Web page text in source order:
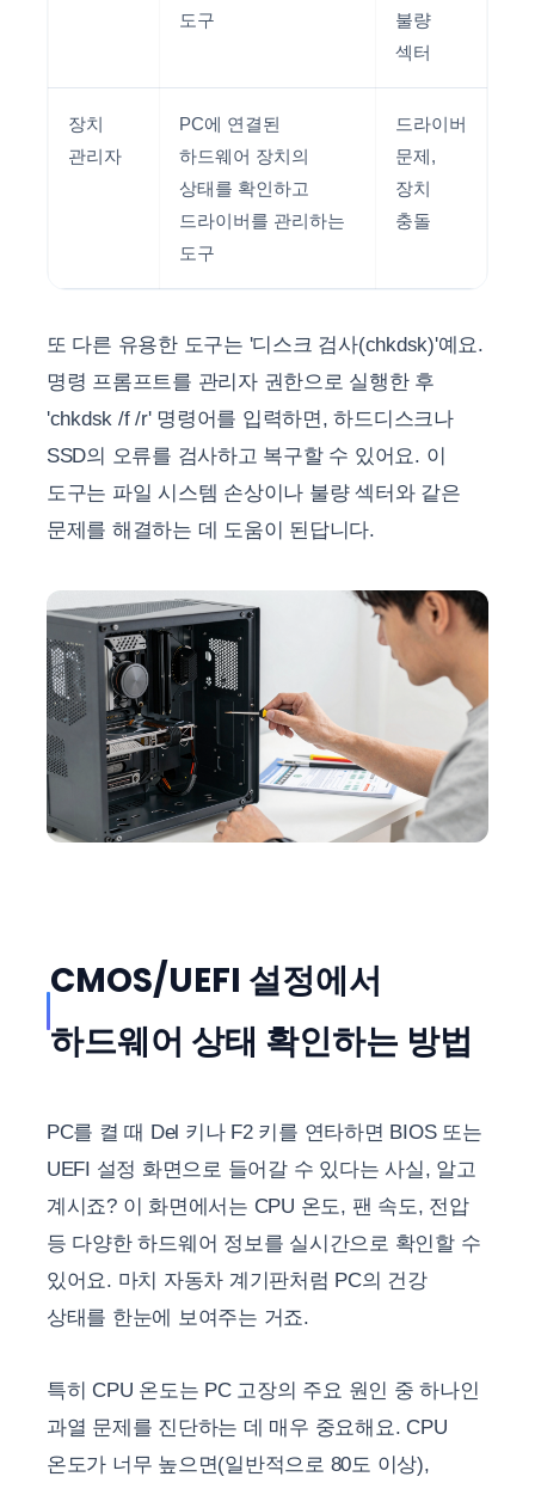
도구
불량
섹터
장치
관리자
PC에 연결된
하드웨어 장치의
상태를 확인하고
드라이버를 관리하는
도구
드라이버
문제,
장치
충돌
또 다른 유용한 도구는 '디스크 검사(chkdsk)'예요.
명령 프롬프트를 관리자 권한으로 실행한 후
'chkdsk /f /r' 명령어를 입력하면, 하드디스크나
SSD의 오류를 검사하고 복구할 수 있어요. 이
도구는 파일 시스템 손상이나 불량 섹터와 같은
문제를 해결하는 데 도움이 된답니다.
CMOS/UEFI 설정에서
하드웨어 상태 확인하는 방법
PC를 켤 때 Del 키나 F2 키를 연타하면 BIOS 또는
UEFI 설정 화면으로 들어갈 수 있다는 사실, 알고
계시죠? 이 화면에서는 CPU 온도, 팬 속도, 전압
등 다양한 하드웨어 정보를 실시간으로 확인할 수
있어요. 마치 자동차 계기판처럼 PC의 건강
상태를 한눈에 보여주는 거죠.
특히 CPU 온도는 PC 고장의 주요 원인 중 하나인
과열 문제를 진단하는 데 매우 중요해요. CPU
온도가 너무 높으면(일반적으로 80도 이상),